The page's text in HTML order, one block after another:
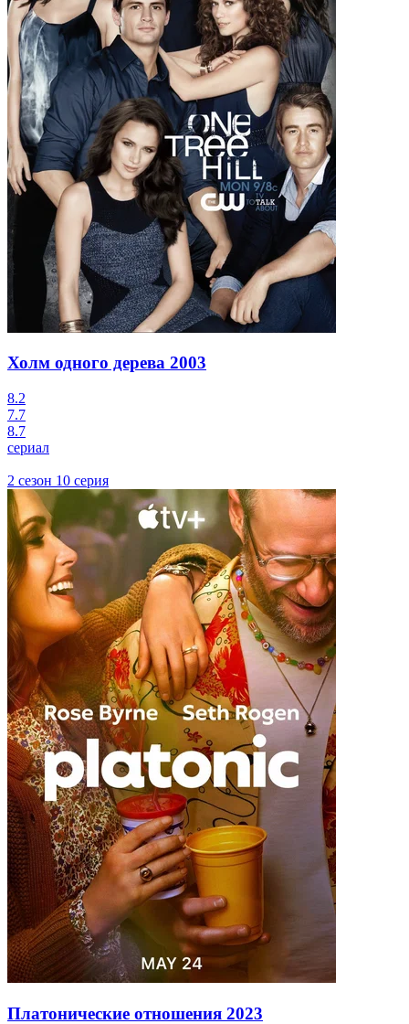
Холм одного дерева 2003
8.2
7.7
8.7
сериал
2 сезон 10 серия
Платонические отношения 2023